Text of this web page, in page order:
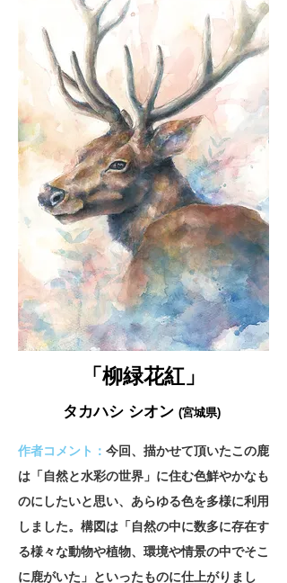
「柳緑花紅」
タカハシ シオン (宮城県)
作者コメント： 今回、描かせて頂いたこの鹿
は「自然と水彩の世界」に住む色鮮やかなも
のにしたいと思い、あらゆる色を多様に利用
しました。構図は「自然の中に数多に存在す
る様々な動物や植物、環境や情景の中でそこ
に鹿がいた」といったものに仕上がりまし